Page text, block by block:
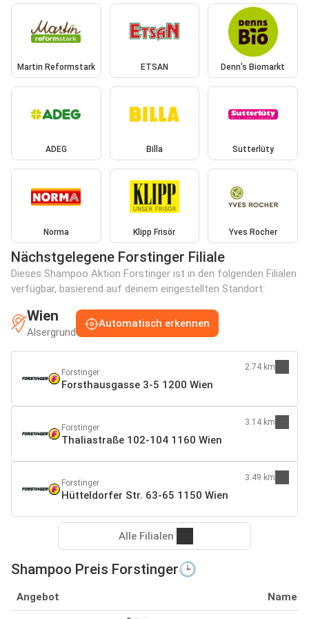
Martin Reformstark ETSAN Denn's Biomarkt
ADEG Billa Sutterlüty
Norma Klipp Frisör Yves Rocher
Nächstgelegene Forstinger Filiale
Dieses Shampoo Aktion Forstinger ist in den folgenden Filialen
verfügbar, basierend auf deinem eingestellten Standort:
Wien
Alsergrund
Automatisch erkennen
Forstinger
Forsthausgasse 3-5 1200 Wien
2.74 km
Forstinger
Thaliastraße 102-104 1160 Wien
3.14 km
Forstinger
Hütteldorfer Str. 63-65 1150 Wien
3.49 km
Alle Filialen
Shampoo Preis Forstinger🕒
Angebot Name